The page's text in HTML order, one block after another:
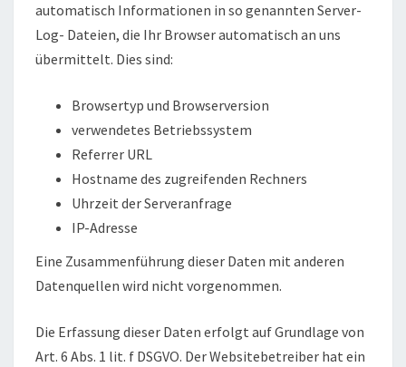
automatisch Informationen in so genannten Server-
Log- Dateien, die Ihr Browser automatisch an uns
übermittelt. Dies sind:
Browsertyp und Browserversion
verwendetes Betriebssystem
Referrer URL
Hostname des zugreifenden Rechners
Uhrzeit der Serveranfrage
IP-Adresse
Eine Zusammenführung dieser Daten mit anderen
Datenquellen wird nicht vorgenommen.
Die Erfassung dieser Daten erfolgt auf Grundlage von
Art. 6 Abs. 1 lit. f DSGVO. Der Websitebetreiber hat ein